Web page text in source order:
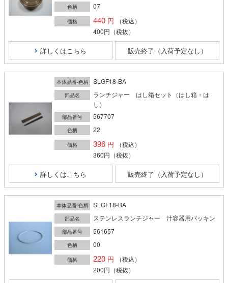
色柄 07
価格 440
（税込）
400円 （税抜）
詳しくはこちら 販売終了（入荷予定なし）
本体品番-色柄 SLGF18-BA
部品名
ランチジャー はし箱セット（はし箱・は
し）
部品番号 567707
色柄 22
価格 396
（税込）
360円 （税抜）
詳しくはこちら 販売終了（入荷予定なし）
本体品番-色柄 SLGF18-BA
部品名 ステンレスランチジャー 汁容器用パッキン
部品番号 561657
色柄 00
価格 220
（税込）
200円 （税抜）